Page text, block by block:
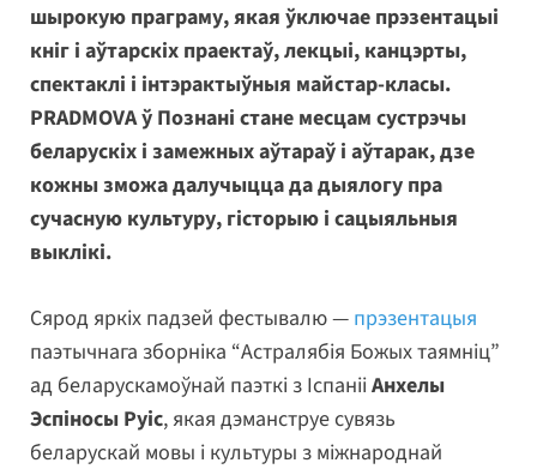
шырокую праграму, якая ўключае прэзентацыі
кніг і аўтарскіх праектаў, лекцыі, канцэрты,
спектаклі і інтэрактыўныя майстар-класы.
PRADMOVA ў Познані стане месцам сустрэчы
беларускіх і замежных аўтараў і аўтарак, дзе
кожны зможа далучыцца да дыялогу пра
сучасную культуру, гісторыю і сацыяльныя
выклікі.
Сярод яркіх падзей фестывалю — прэзентацыя
паэтычнага зборніка “Астралябія Божых таямніц”
ад беларускамоўнай паэткі з ІспанііАнхелы
Эспіносы Руіс, якая дэманструе сувязь
беларускай мовы і культуры з міжнароднай